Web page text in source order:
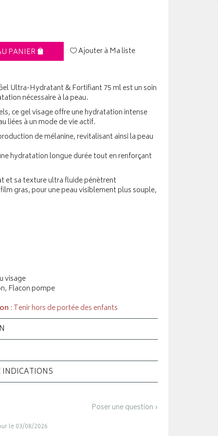
PANIER Ajouter à Ma liste
Ultra-Hydratant & Fortifiant 75 ml est un soin
nécessaire à la peau.
ce gel visage offre une hydratation intense
liées à un mode de vie actif.
de mélanine, revitalisant ainsi la peau
hydratation longue durée tout en renforçant
et sa texture ultra fluide pénètrent
gras, pour une peau visiblement plus souple,
visage
Flacon pompe
: Tenir hors de portée des enfants
Poser une question ›
le 03/08/2026